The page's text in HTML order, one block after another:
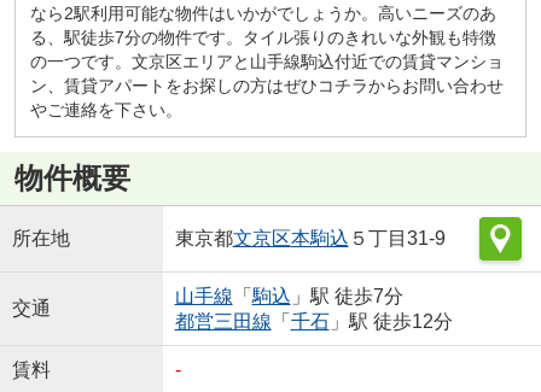
なら2駅利用可能な物件はいかがでしょうか。高いニーズのあ
る、駅徒歩7分の物件です。タイル張りのきれいな外観も特徴
の一つです。文京区エリアと山手線駒込付近での賃貸マンショ
ン、賃貸アパートをお探しの方はぜひコチラからお問い合わせ
やご連絡を下さい。
物件概要
所在地 東京都文京区本駒込 ５丁目31-9
交通
山手線 「 駒込 」駅 徒歩7分
都営三田線 「 千石」駅 徒歩12分
賃料 -